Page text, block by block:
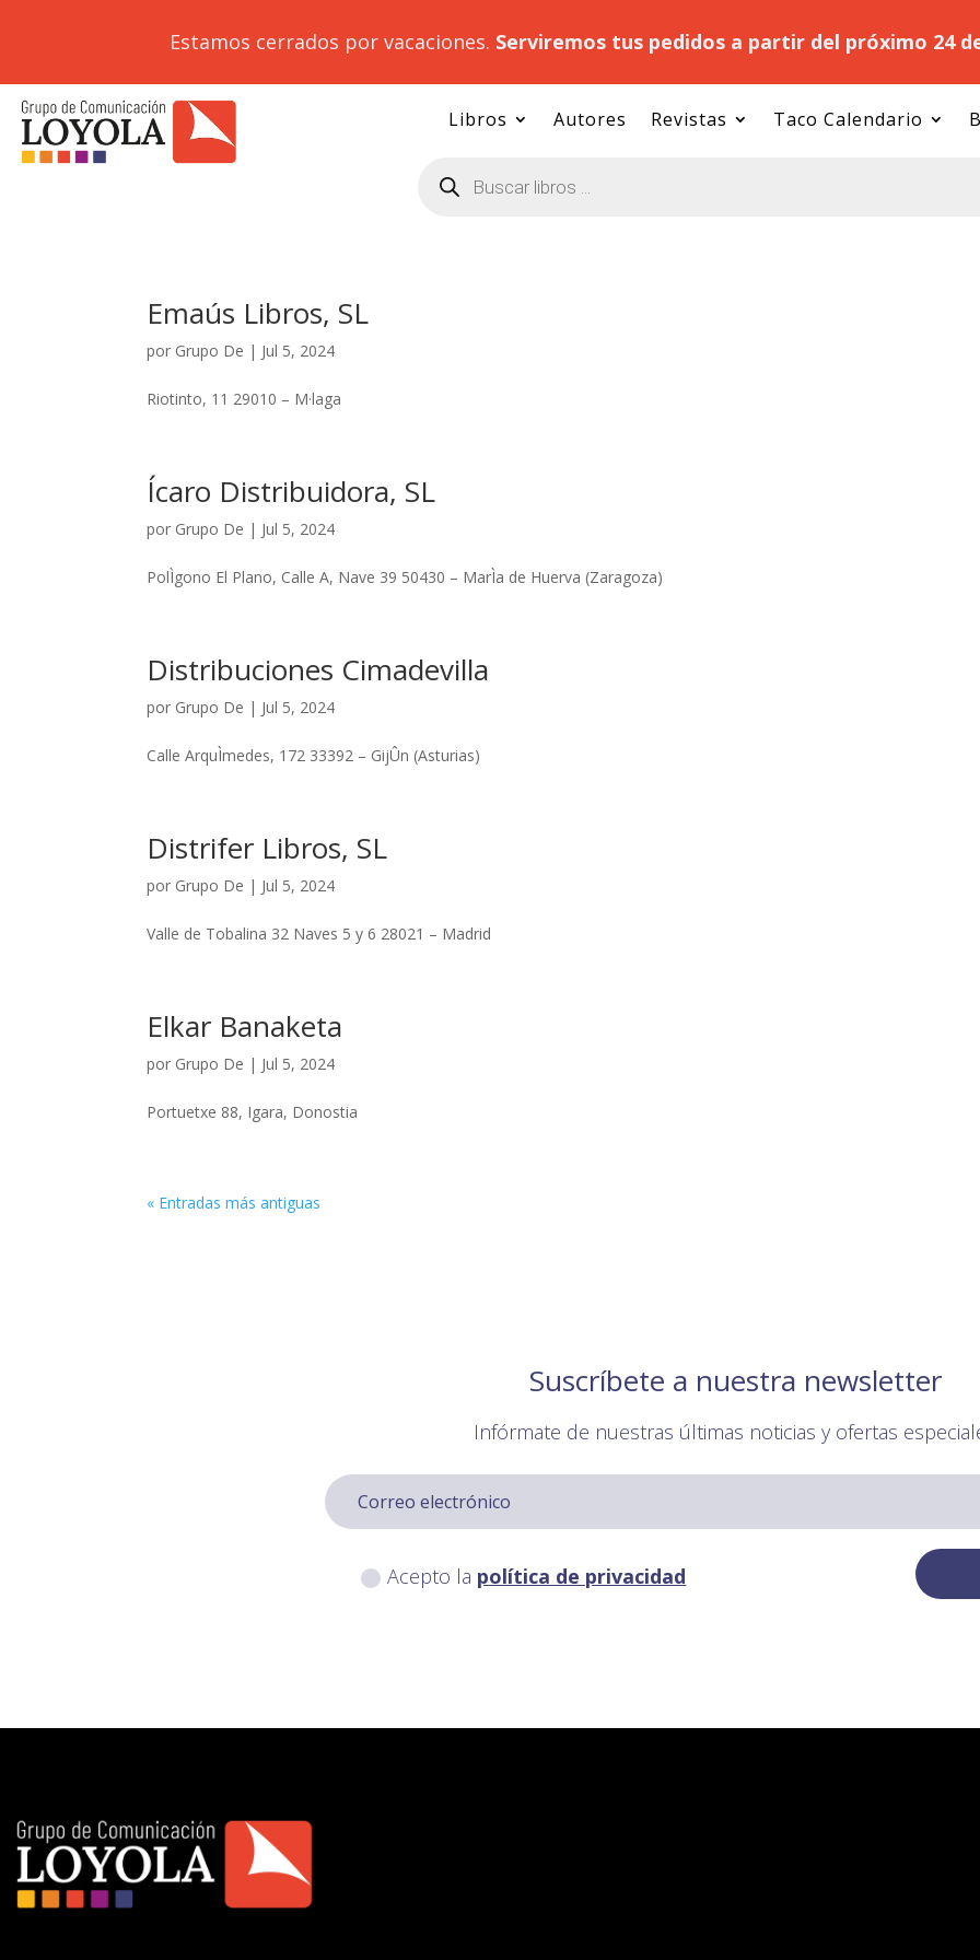
Estamos cerrados por vacaciones. Serviremos tus pedidos a partir del próximo 24
Libros Autores Revistas Taco Calendario
productos
Emaús Libros, SL
por Grupo De | Jul 5, 2024
Riotinto, 11 29010 – M·laga
Ícaro Distribuidora, SL
por Grupo De | Jul 5, 2024
PolÌgono El Plano, Calle A, Nave 39 50430 – MarÌa de Huerva (Zaragoza)
Distribuciones Cimadevilla
por Grupo De | Jul 5, 2024
Calle ArquÌmedes, 172 33392 – GijÛn (Asturias)
Distrifer Libros, SL
por Grupo De | Jul 5, 2024
Valle de Tobalina 32 Naves 5 y 6 28021 – Madrid
Elkar Banaketa
por Grupo De | Jul 5, 2024
Portuetxe 88, Igara, Donostia
« Entradas más antiguas
Suscríbete a nuestra newsletter
Infórmate de nuestras últimas noticias y ofertas
Acepto la política de privacidad